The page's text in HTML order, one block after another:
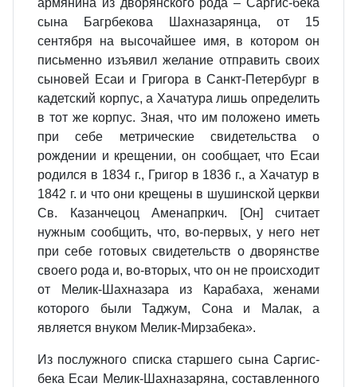
армянина из дворянского рода – Саргис-бека
сына Багрбекова Шахназарянца, от 15
сентября на высочайшее имя, в котором он
письменно изъявил желание отправить своих
сыновей Есаи и Григора в Санкт-Петербург в
кадетский корпус, а Хачатура лишь определить
в тот же корпус. Зная, что им положено иметь
при себе метрические свидетельства о
рождении и крещении, он сообщает, что Есаи
родился в 1834 г., Григор в 1836 г., а Хачатур в
1842 г. и что они крещены в шушинской церкви
Св. Казанчецоц Аменапркич. [Он] считает
нужным сообщить, что, во-первых, у него нет
при себе готовых свидетельств о дворянстве
своего рода и, во-вторых, что он не происходит
от Мелик-Шахназара из Карабаха, женами
которого были Таджум, Сона и Малак, а
является внуком Мелик-Мирзабека».
Из послужного списка старшего сына Саргис-
бека Есаи Мелик-Шахназаряна, составленного